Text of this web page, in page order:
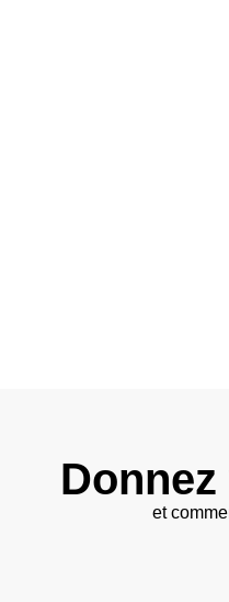
et